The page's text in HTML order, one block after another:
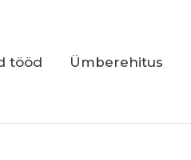
tööd Ümberehitus